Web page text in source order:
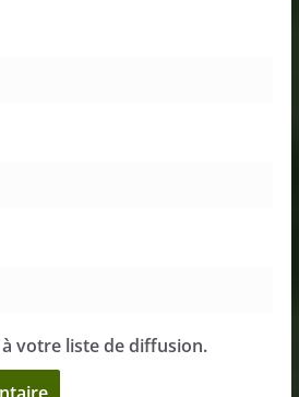
votre liste de diffusion.